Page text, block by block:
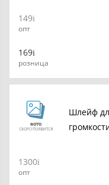
149
опт
169
розница
Шлейф
1300
опт